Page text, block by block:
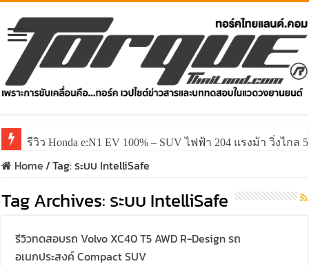
รีวิว Honda e:N1 EV 100% – SUV ไฟฟ้า 204 แรงม้า วิ่งไกล
Home/Tag:ระบบ IntelliSafe
Tag Archives: ระบบ IntelliSafe
รีวิวทดสอบรถ Volvo XC40 T5 AWD R-Design รถ
อเนกประสงค์ Compact SUV